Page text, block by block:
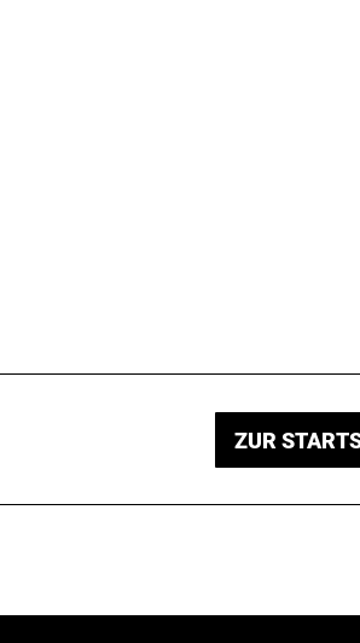
ZUR